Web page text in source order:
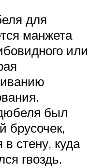
для
манжета
или
был
брусочек,
стену, куда
гвоздь.